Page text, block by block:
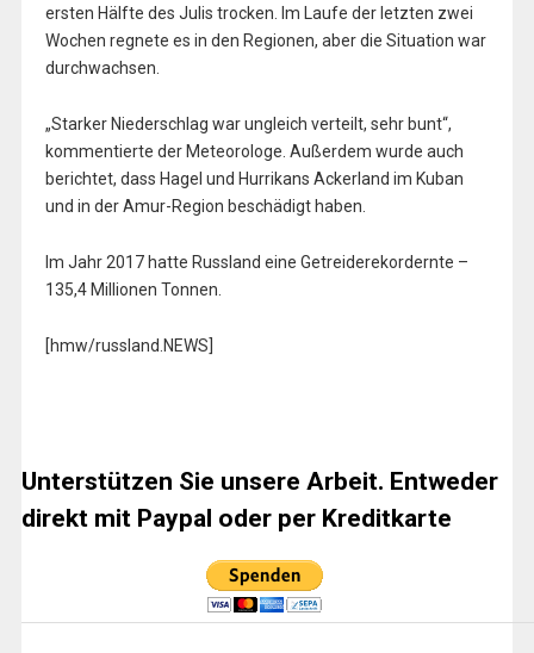
ersten Hälfte des Julis trocken. Im Laufe der letzten zwei
Wochen regnete es in den Regionen, aber die Situation war
durchwachsen.
„Starker Niederschlag war ungleich verteilt, sehr bunt“,
kommentierte der Meteorologe. Außerdem wurde auch
berichtet, dass Hagel und Hurrikans Ackerland im Kuban
und in der Amur-Region beschädigt haben.
Im Jahr 2017 hatte Russland eine Getreiderekordernte –
135,4 Millionen Tonnen.
[hmw/russland.NEWS]
Unterstützen Sie unsere Arbeit. Entweder
direkt mit Paypal oder per Kreditkarte